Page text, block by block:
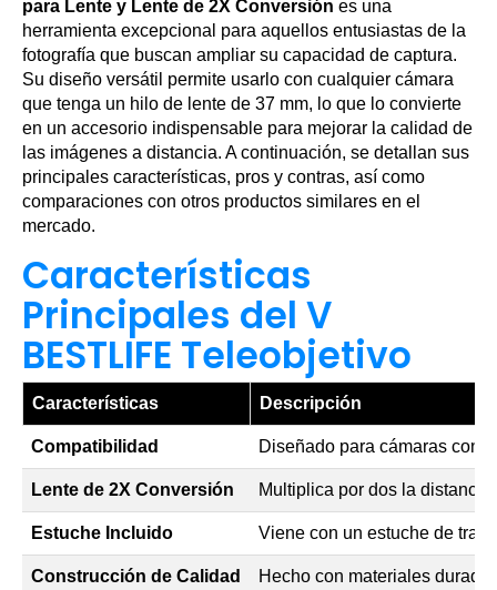
para Lente y Lente de 2X Conversión es una
herramienta excepcional para aquellos entusiastas de la
fotografía que buscan ampliar su capacidad de captura.
Su diseño versátil permite usarlo con cualquier cámara
que tenga un hilo de lente de 37 mm, lo que lo convierte
en un accesorio indispensable para mejorar la calidad de
las imágenes a distancia. A continuación, se detallan sus
principales características, pros y contras, así como
comparaciones con otros productos similares en el
mercado.
Características
Principales del V
BESTLIFE Teleobjetivo
Características Descripción
Compatibilidad Diseñado para cámaras con
Lente de 2X Conversión Multiplica por dos la
Estuche Incluido Viene con un estuche de
Construcción de Calidad Hecho con materiales